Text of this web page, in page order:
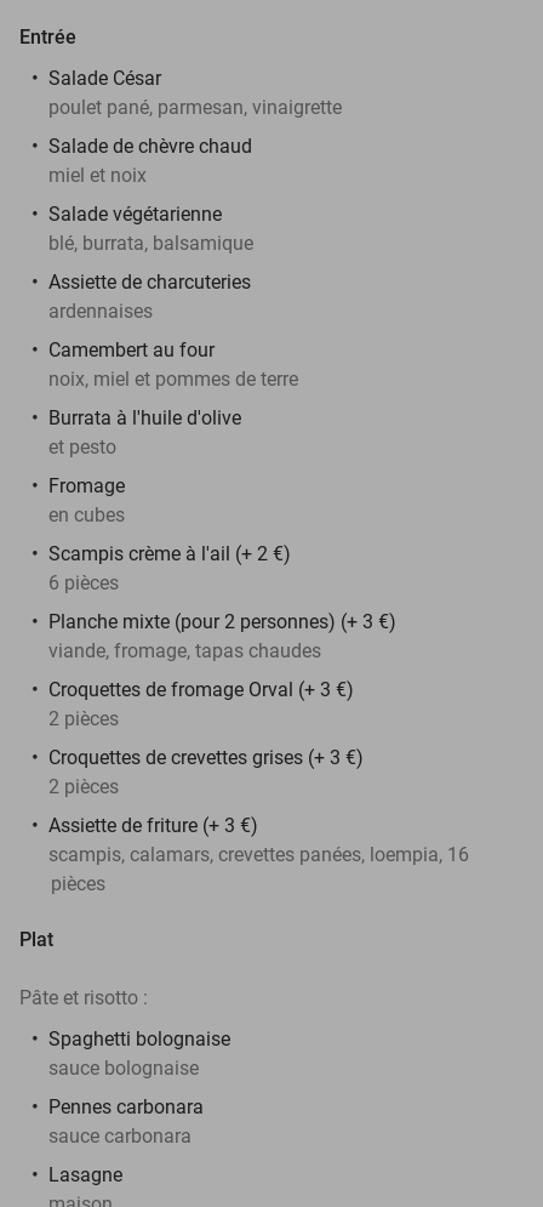
Entrée
Salade César
poulet pané, parmesan, vinaigrette
Salade de chèvre chaud
miel et noix
Salade végétarienne
blé, burrata, balsamique
Assiette de charcuteries
ardennaises
Camembert au four
noix, miel et pommes de terre
Burrata à l'huile d'olive
et pesto
Fromage
en cubes
Scampis crème à l'ail (+ 2 €)
6 pièces
Planche mixte (pour 2 personnes) (+ 3 €)
viande, fromage, tapas chaudes
Croquettes de fromage Orval (+ 3 €)
2 pièces
Croquettes de crevettes grises (+ 3 €)
2 pièces
Assiette de friture (+ 3 €)
scampis, calamars, crevettes panées, loempia, 16
pièces
Plat
Pâte et risotto :
Spaghetti bolognaise
sauce bolognaise
Pennes carbonara
sauce carbonara
Lasagne